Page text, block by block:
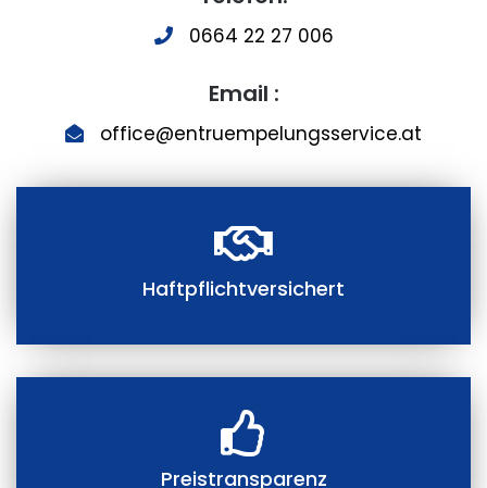
0664 22 27 006
Email :
office@entruempelungsservice.at
Haftpflichtversichert
Preistransparenz